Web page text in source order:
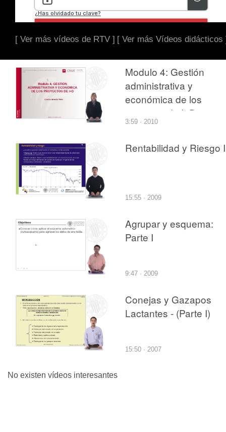
[ Ver más vídeos de RTV ] [ Ver más Vídeos didácticos
Modulo 4: Gestión
administrativa y
económica de los
poyectos de I+D+i
3:59 · 2010
Rentabilidad y Riesgo I
15:55 · 2009
Agrupar y esquema:
Parte I
9:47 · 2009
Conejas y Gazapos
Lactantes - (Parte I)
15:50 · 2007
No existen vídeos interesantes